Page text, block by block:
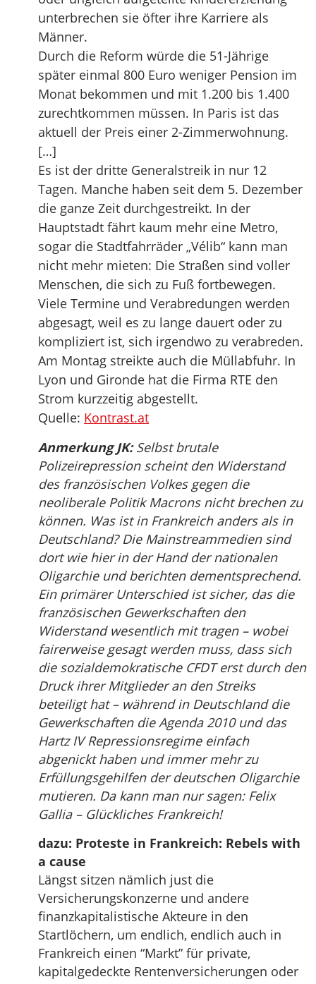
unterbrechen sie öfter ihre Karriere als
Männer.
Durch die Reform würde die 51-Jährige
später einmal 800 Euro weniger Pension im
Monat bekommen und mit 1.200 bis 1.400
zurechtkommen müssen. In Paris ist das
aktuell der Preis einer 2-Zimmerwohnung.
[…]
Es ist der dritte Generalstreik in nur 12
Tagen. Manche haben seit dem 5. Dezember
die ganze Zeit durchgestreikt. In der
Hauptstadt fährt kaum mehr eine Metro,
sogar die Stadtfahrräder „Vélib“ kann man
nicht mehr mieten: Die Straßen sind voller
Menschen, die sich zu Fuß fortbewegen.
Viele Termine und Verabredungen werden
abgesagt, weil es zu lange dauert oder zu
kompliziert ist, sich irgendwo zu verabreden.
Am Montag streikte auch die Müllabfuhr. In
Lyon und Gironde hat die Firma RTE den
Strom kurzzeitig abgestellt.
Quelle: Kontrast.at
Anmerkung JK:Selbst brutale
Polizeirepression scheint den Widerstand
des französischen Volkes gegen die
neoliberale Politik Macrons nicht brechen zu
können. Was ist in Frankreich anders als in
Deutschland? Die Mainstreammedien sind
dort wie hier in der Hand der nationalen
Oligarchie und berichten dementsprechend.
Ein primärer Unterschied ist sicher, das die
französischen Gewerkschaften den
Widerstand wesentlich mit tragen – wobei
fairerweise gesagt werden muss, dass sich
die sozialdemokratische CFDT erst durch den
Druck ihrer Mitglieder an den Streiks
beteiligt hat – während in Deutschland die
Gewerkschaften die Agenda 2010 und das
Hartz IV Repressionsregime einfach
abgenickt haben und immer mehr zu
Erfüllungsgehilfen der deutschen Oligarchie
mutieren. Da kann man nur sagen: Felix
Gallia – Glückliches Frankreich!
dazu: Proteste in Frankreich: Rebels with
a cause
Längst sitzen nämlich just die
Versicherungskonzerne und andere
finanzkapitalistische Akteure in den
Startlöchern, um endlich, endlich auch in
Frankreich einen “Markt” für private,
kapitalgedeckte Rentenversicherungen oder